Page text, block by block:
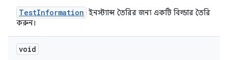
TestInformation ইনস্ট্যান্স তৈরির জন্য একটি বিল্ডার তৈরি
করুন।
void